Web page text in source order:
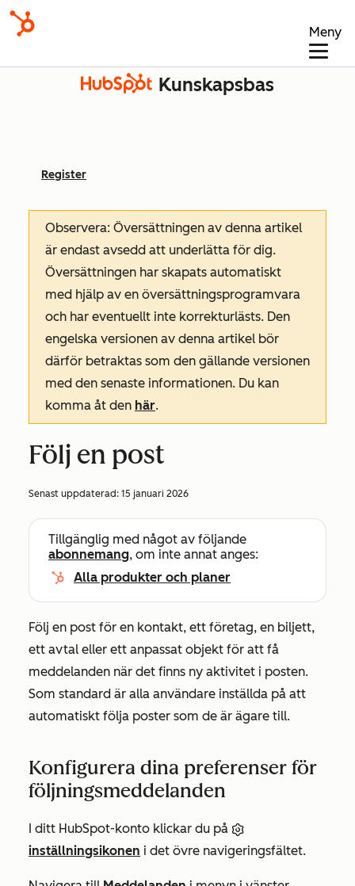
Meny
Kunskapsbas
Register
Observera: Översättningen av denna artikel
är endast avsedd att underlätta för dig.
Översättningen har skapats automatiskt
med hjälp av en översättningsprogramvara
och har eventuellt inte korrekturlästs. Den
engelska versionen av denna artikel bör
därför betraktas som den gällande versionen
med den senaste informationen. Du kan
komma åt den här.
Följ en post
Senast uppdaterad: 15 januari 2026
Tillgänglig med något av följande
abonnemang, om inte annat anges:
Alla produkter och planer
Följ en post för en kontakt, ett företag, en biljett,
ett avtal eller ett anpassat objekt för att få
meddelanden när det finns ny aktivitet i posten.
Som standard är alla användare inställda på att
automatiskt följa poster som de är ägare till.
Konfigurera dina preferenser för
följningsmeddelanden
I ditt HubSpot-konto klickar du på
inställningsikonen i det övre navigeringsfältet.